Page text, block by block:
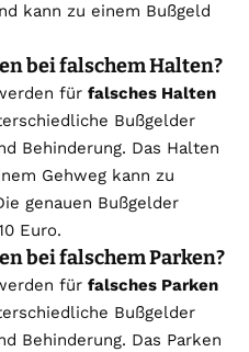
kann zu einem Bußgeld
bei falschem Halten?
für falsches Halten
Bußgelder
Behinderung. Das Halten
Gehweg kann zu
genauen Bußgelder
Euro.
bei falschem Parken?
für falsches Parken
Bußgelder
Behinderung. Das Parken